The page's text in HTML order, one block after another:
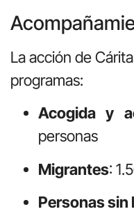
La acción de
programas:
Acogida y
personas
Migrantes:
Personas sin